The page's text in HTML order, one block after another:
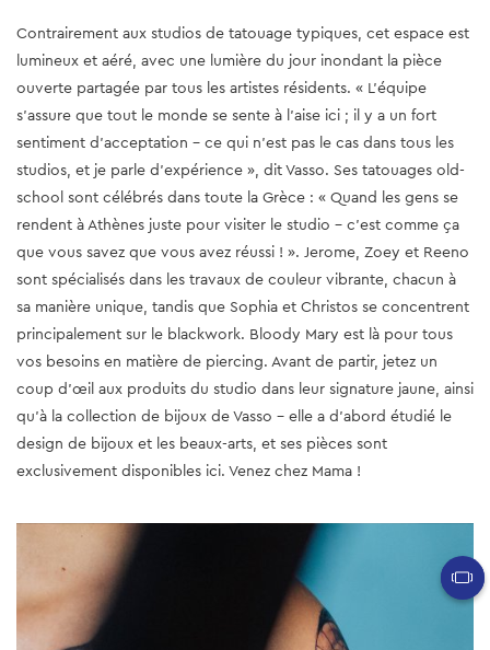
Contrairement aux studios de tatouage typiques, cet espace est
lumineux et aéré, avec une lumière du jour inondant la pièce
ouverte partagée par tous les artistes résidents. « L'équipe
s'assure que tout le monde se sente à l'aise ici ; il y a un fort
sentiment d'acceptation - ce qui n'est pas le cas dans tous les
studios, et je parle d'expérience », dit Vasso. Ses tatouages old-
school sont célébrés dans toute la Grèce : « Quand les gens se
rendent à Athènes juste pour visiter le studio - c'est comme ça
que vous savez que vous avez réussi ! ». Jerome, Zoey et Reeno
sont spécialisés dans les travaux de couleur vibrante, chacun à
sa manière unique, tandis que Sophia et Christos se concentrent
principalement sur le blackwork. Bloody Mary est là pour tous
vos besoins en matière de piercing. Avant de partir, jetez un
coup d'œil aux produits du studio dans leur signature jaune, ainsi
qu'à la collection de bijoux de Vasso - elle a d'abord étudié le
design de bijoux et les beaux-arts, et ses pièces sont
exclusivement disponibles ici. Venez chez Mama !